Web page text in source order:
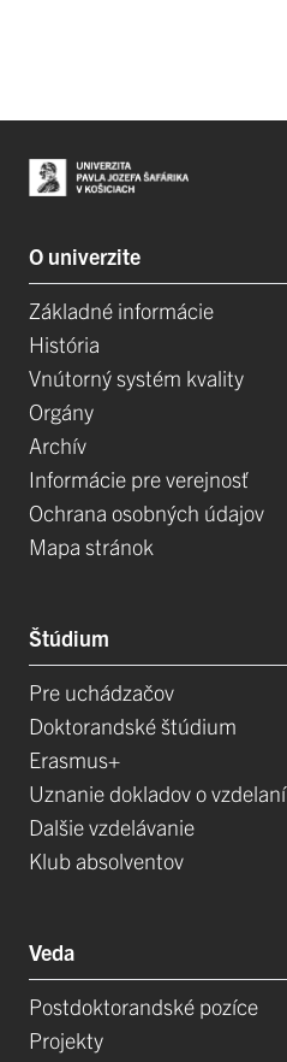
O univerzite
Základné informácie
História
Vnútorný systém kvality
Orgány
Archív
Informácie pre verejnosť
Ochrana osobných údajov
Mapa stránok
Štúdium
Pre uchádzačov
Doktorandské štúdium
Erasmus+
Uznanie dokladov o vzdelaní
Dalšie vzdelávanie
Klub absolventov
Veda
Postdoktorandské pozíce
Projekty